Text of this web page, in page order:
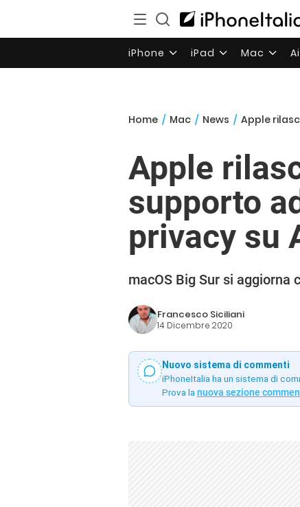
iPhone iPad Mac
Home / Mac / News / Apple
Apple
supporto
privacy su
macOS Big Sur si aggiorna
Francesco Siciliani
14 Dicembre 2020
Nuovo sistema di commenti
iPhoneItalia ha un sistema di
Prova la nuova sezione